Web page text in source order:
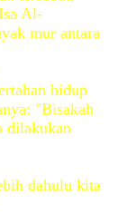
Al-
mur antara
hidup
"Bisakah
dilakukan
dahulu kita